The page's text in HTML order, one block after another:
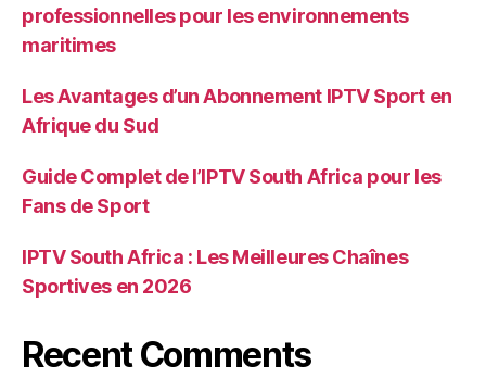
professionnelles pour les environnements
maritimes
Les Avantages d’un Abonnement IPTV Sport en
Afrique du Sud
Guide Complet de l’IPTV South Africa pour les
Fans de Sport
IPTV South Africa : Les Meilleures Chaînes
Sportives en 2026
Recent Comments